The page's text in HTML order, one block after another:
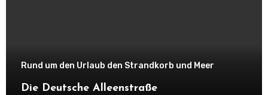
Rund um den Urlaub den Strandkorb und Meer
Die Deutsche Alleenstraße